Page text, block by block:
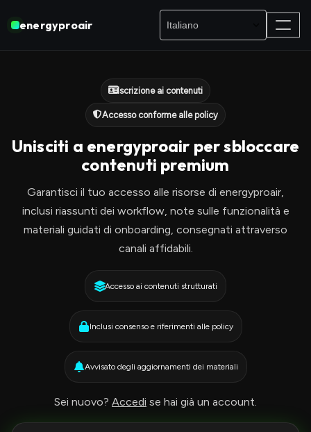
energyproair
Iscrizione ai contenuti
Accesso conforme alle policy
Unisciti a energyproair per sbloccare
contenuti premium
Garantisci il tuo accesso alle risorse di energyproair,
inclusi riassunti dei workflow, note sulle funzionalità e
materiali guidati di onboarding, consegnati attraverso
canali affidabili.
Accesso ai contenuti strutturati
Inclusi consenso e riferimenti alle policy
Avvisato degli aggiornamenti dei materiali
Sei nuovo? Accedi se hai già un account.